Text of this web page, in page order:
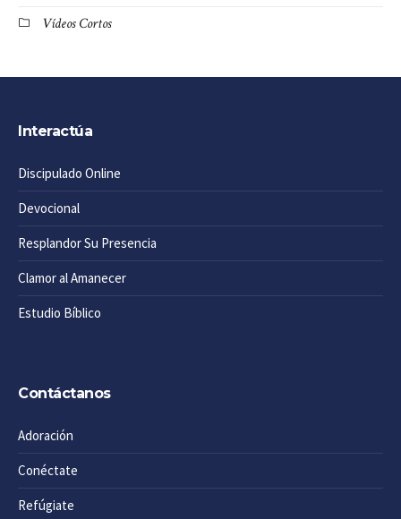
Vídeos Cortos
Interactúa
Discipulado Online
Devocional
Resplandor Su Presencia
Clamor al Amanecer
Estudio Bíblico
Contáctanos
Adoración
Conéctate
Refúgiate